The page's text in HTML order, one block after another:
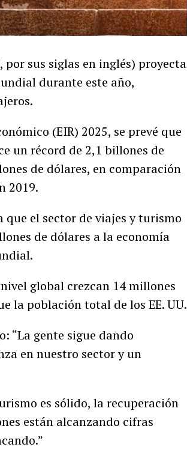
sus siglas en inglés) proyecta
durante este año,
(EIR) 2025, se prevé que
un récord de 2,1 billones de
de dólares, en comparación
2019.
que el sector de viajes y turismo
de dólares a la economía
global crezcan 14 millones
la población total de los EE. UU.
“La gente sigue dando
en nuestro sector y un
es sólido, la recuperación
están alcanzando cifras